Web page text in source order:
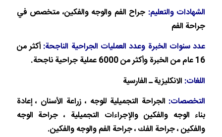
الشهادات والتعليم: جراح الفم والوجه والفكين، متخصص في
جراحة الفم
عدد سنوات الخبرة وعدد العمليات الجراحية الناجحة: أكثر من
16 عام من الخبرة وأكثر من 6000 عملية جراحية ناجحة.
اللغات: الانكليزية ـ الفارسية
التخصصات: الجراحة التجميلية للوجه ، زراعة الأسنان ، إعادة
بناء الوجه والفكين والإجراءات التجميلية ، جراحة الوجه
والفكين ، جراحة الفك ، جراحة الفم والوجه والفكين.